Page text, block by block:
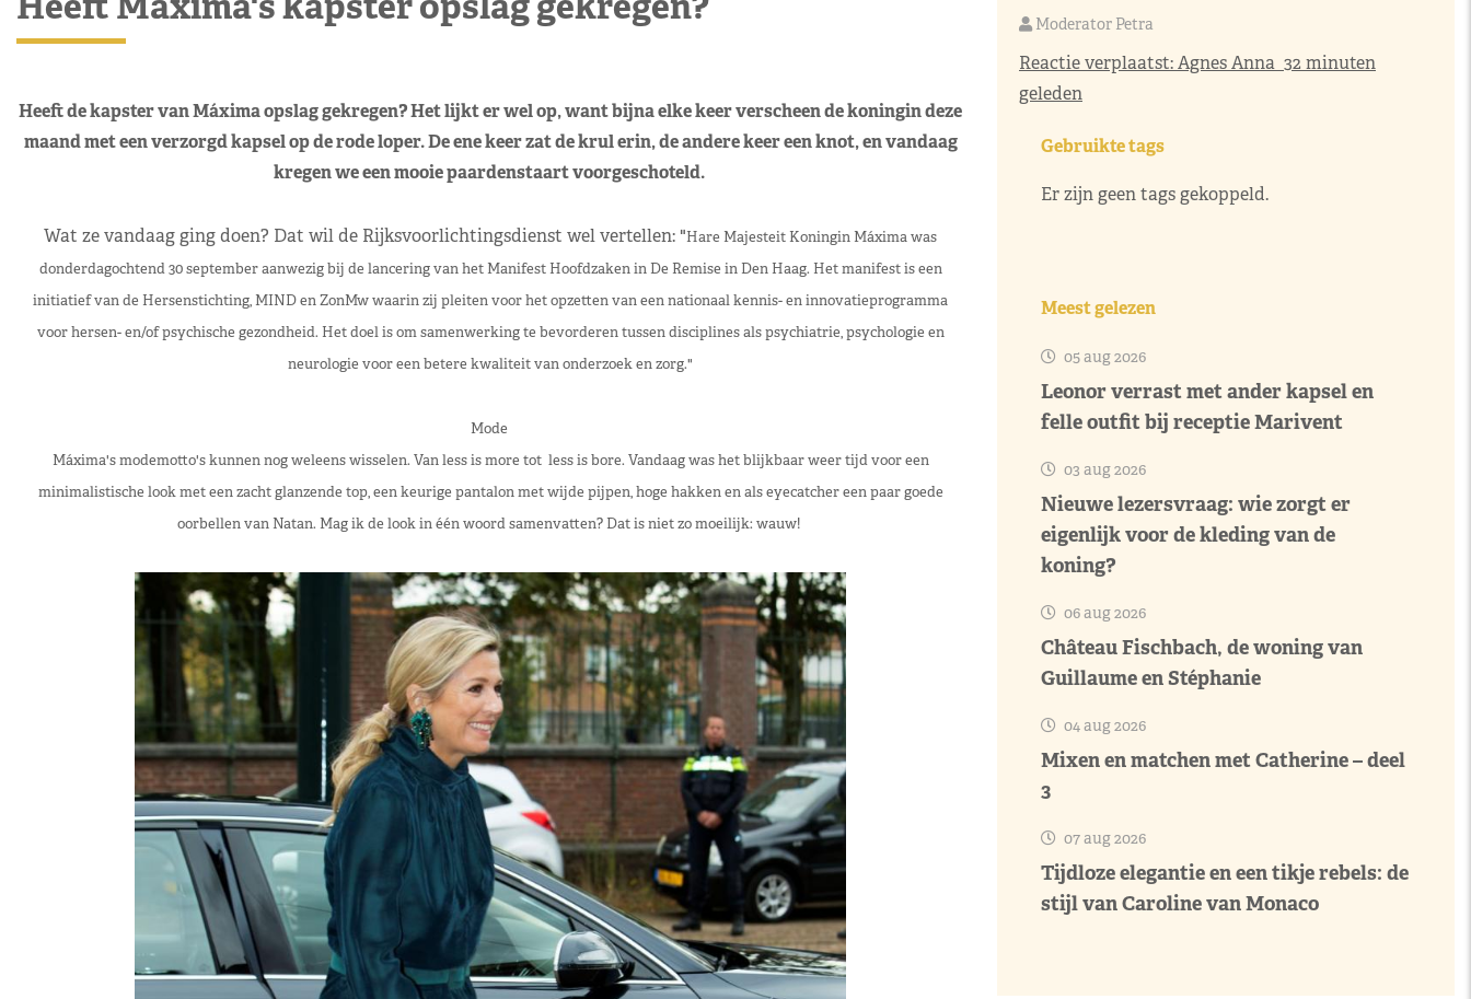
Heeft de kapster van Máxima opslag gekregen? Het lijkt er wel op, want bijna elke keer verscheen de koningin deze
maand met een verzorgd kapsel op de rode loper. De ene keer zat de krul erin, de andere keer een knot, en vandaag
kregen we een mooie paardenstaart voorgeschoteld.
Wat ze vandaag ging doen? Dat wil de Rijksvoorlichtingsdienst wel vertellen: "Hare Majesteit Koningin Máxima was
donderdagochtend 30 september aanwezig bij de lancering van het Manifest Hoofdzaken in De Remise in Den Haag. Het manifest is een
initiatief van de Hersenstichting, MIND en ZonMw waarin zij pleiten voor het opzetten van een nationaal kennis- en innovatieprogramma
voor hersen- en/of psychische gezondheid. Het doel is om samenwerking te bevorderen tussen disciplines als psychiatrie, psychologie en
neurologie voor een betere kwaliteit van onderzoek en zorg."
Mode
Máxima's modemotto's kunnen nog weleens wisselen. Van less is more tot less is bore. Vandaag was het blijkbaar weer tijd voor een
minimalistische look met een zacht glanzende top, een keurige pantalon met wijde pijpen, hoge hakken en als eyecatcher een paar goede
oorbellen van Natan. Mag ik de look in één woord samenvatten? Dat is niet zo moeilijk: wauw!
Moderator Petra
Reactie verplaatst:Agnes Anna 32 minuten
geleden
Gebruikte tags
Er zijn geen tags gekoppeld.
Meest gelezen
05 aug 2026
Leonor verrast met ander kapsel en
felle outfit bij receptie Marivent
03 aug 2026
Nieuwe lezersvraag: wie zorgt er
eigenlijk voor de kleding van de
koning?
06 aug 2026
Château Fischbach, de woning van
Guillaume en Stéphanie
04 aug 2026
Mixen en matchen met Catherine – deel
3
07 aug 2026
Tijdloze elegantie en een tikje rebels: de
stijl van Caroline van Monaco